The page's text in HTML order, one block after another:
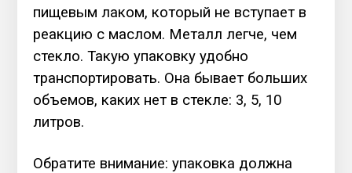
пищевым лаком, который не вступает в
реакцию с маслом. Металл легче, чем
стекло. Такую упаковку удобно
транспортировать. Она бывает больших
объемов, каких нет в стекле: 3, 5, 10
литров.
Обратите внимание: упаковка должна